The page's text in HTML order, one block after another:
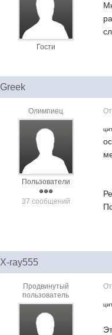
Гости
Greek
Олимпиец
Пользователи
37 сообщений
X-ray555
Продвинутый
пользователь